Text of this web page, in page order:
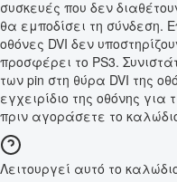
συσκευές που δεν
θα εμποδίσει τη σύνδεση.
οθόνες DVI δεν
προσφέρει το PS3.
των pin στη θύρα DVI της
εγχειρίδιο της οθόνης
πριν αγοράσετε το
Λειτουργεί αυτό το